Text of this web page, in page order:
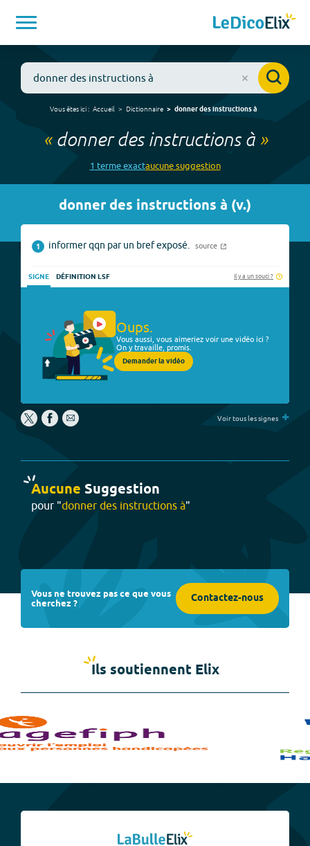
Vous êtes ici : Accueil Dictionnaire donner des instructions à
« donner des instructions à»
1 termeexactaucunesuggestion
donner des instructions à (v.)
1 informer qqn par un bref exposé. source
SIGNE DÉFINITION LSF Il y a un souci ?
Oups.
Vous aussi, vous aimeriez voir une vidéo ici ?
On y travaille, promis.
Demander la vidéo
Voir tous les signes +
Aucune Suggestion
pour "donner des instructions à"
Vous ne trouvez pas ce que vous
cherchez ? Contactez-nous
Ils soutiennent Elix